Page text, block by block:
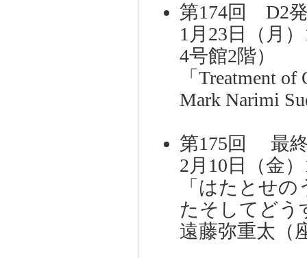
第174回 D2
1月23日（月
4号館2階）
「Treatment
Mark Narimi
第175回 最
2月10日（金
「はたとせ
たそしてどう
遠藤弥重太（